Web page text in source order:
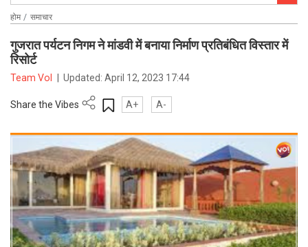
होम समाचार
गुजरात पर्यटन निगम ने मांडवी में बनाया निर्माण प्रतिबंधित विस्तार में
रिसोर्ट
Team VoI Updated:April 12, 2023 17:44
Share the Vibes A+ A-